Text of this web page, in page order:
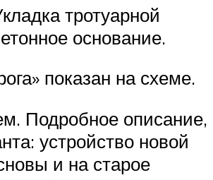
тротуарной
основание.
показан на схеме.
Подробное описание,
устройство новой
и на старое